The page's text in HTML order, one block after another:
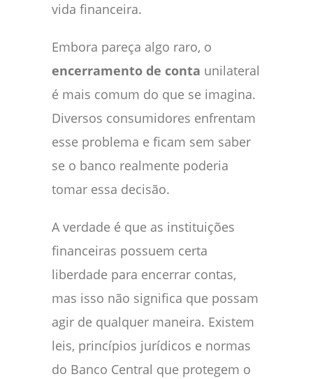
vida financeira.
Embora pareça algo raro, o
encerramento de conta unilateral
é mais comum do que se imagina.
Diversos consumidores enfrentam
esse problema e ficam sem saber
se o banco realmente poderia
tomar essa decisão.
A verdade é que as instituições
financeiras possuem certa
liberdade para encerrar contas,
mas isso não significa que possam
agir de qualquer maneira. Existem
leis, princípios jurídicos e normas
do Banco Central que protegem o